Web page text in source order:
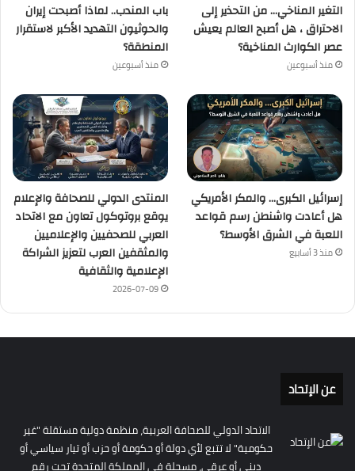
التغير المناخي… من التحذير إلى
الاحتراق ، هل أصبح العالم يعيش
عصر الكوارث المناخية؟
منذ أسبوعين
باب المندب.. لماذا أصبحت إيران
والحوثيون التهديد الأكبر لاستقرار
المنطقة؟
منذ أسبوعين
إسرائيل الكبرى… والمكر الأمريكي
هل أعادت واشنطن رسم قواعد
اللعبة في الشرق الأوسط؟
منذ 3 أسابيع
المنتدى الدولي للصحافة والإعلام
يوقع بروتوكول تعاون مع الاتحاد
العربي للصحفيين والإعلاميين
والمثقفين العرب لتعزيز الشراكة
الإعلامية والثقافية
2026-07-09
عن الإتحاد
الاتحاد الدولي للصحافة العربية، منظمة دولية مستقلة "غير
حكومية" لا تتبع لأي دولة أو حكومة أو حزب أو تيار سياسي أو
ديني أو عرقي، مسجلة في المملكة المتحدة تحت رقم